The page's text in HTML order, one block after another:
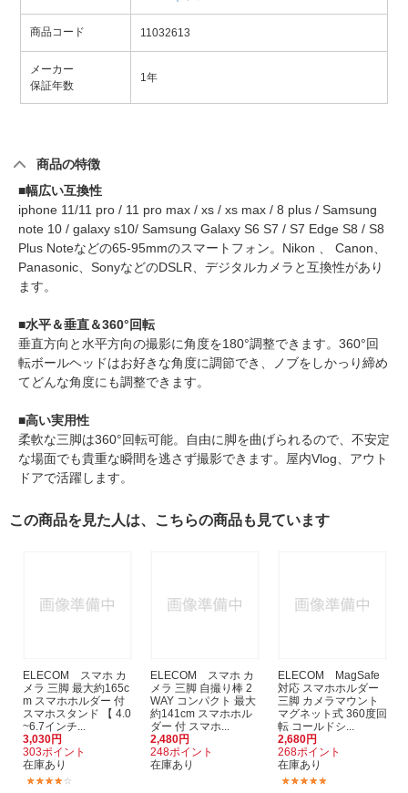
商品コード 11032613
メーカー
保証年数
1年
商品の特徴
■幅広い互換性
iphone 11/11 pro / 11 pro max / xs / xs max / 8 plus / Samsung
note 10 / galaxy s10/ Samsung Galaxy S6 S7 / S7 Edge S8 / S8
Plus Noteなどの65-95mmのスマートフォン。Nikon 、 Canon、
Panasonic、SonyなどのDSLR、デジタルカメラと互換性があり
ます。
■水平＆垂直＆360°回転
垂直方向と水平方向の撮影に角度を180°調整できます。360°回
転ボールヘッドはお好きな角度に調節でき、ノブをしかっり締め
てどんな角度にも調整できます。
■高い実用性
柔軟な三脚は360°回転可能。自由に脚を曲げられるので、不安定
な場面でも貴重な瞬間を逃さず撮影できます。屋内Vlog、アウト
ドアで活躍します。
この商品を見た人は、こちらの商品も見ています
ELECOM スマホ カ
メラ 三脚 最大約165c
m スマホホルダー 付
スマホスタンド 【 4.0
~6.7インチ...
3,030円
303ポイント
在庫あり
ELECOM スマホ カ
メラ 三脚 自撮り棒 2
WAY コンパクト 最大
約141cm スマホホル
ダー 付 スマホ...
2,480円
248ポイント
在庫あり
ELECOM MagSafe
対応 スマホホルダー
三脚 カメラマウント
マグネット式 360度回
転 コールドシ...
2,680円
268ポイント
在庫あり